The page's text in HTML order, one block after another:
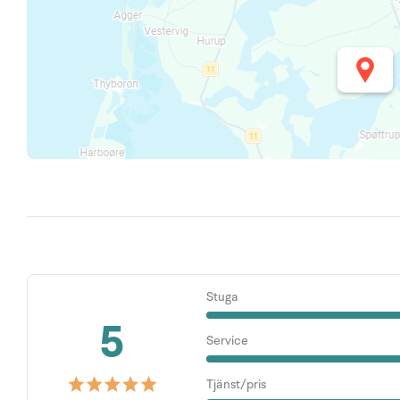
5
Stuga
Service
Tjänst/pris